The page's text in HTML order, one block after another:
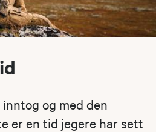
og med den
er en tid jegere har sett